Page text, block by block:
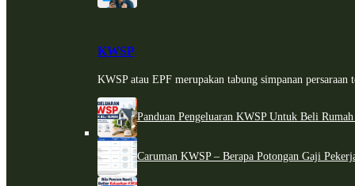
KWSP
KWSP atau EPF merupakan tabung simpanan persaraan
Panduan Pengeluaran KWSP Untuk Beli
Caruman KWSP – Berapa Potongan Gaji